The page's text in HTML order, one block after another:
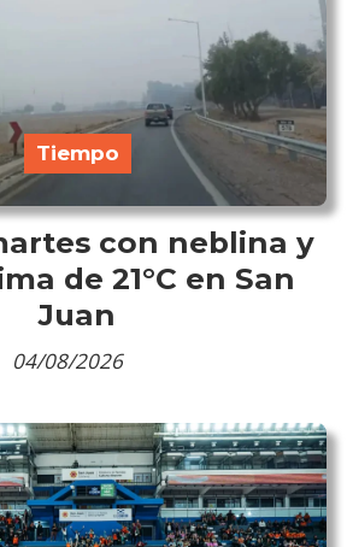
con neblina y
de 21°C en San
Juan
Tiempo
04/08/2026